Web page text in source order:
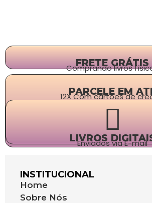
FRETE GRÁTIS
Comprando livros
PARCELE EM
12X Com cartões de
LIVROS
Enviados via E-mail
INSTITUCIONAL
Home
Sobre Nós